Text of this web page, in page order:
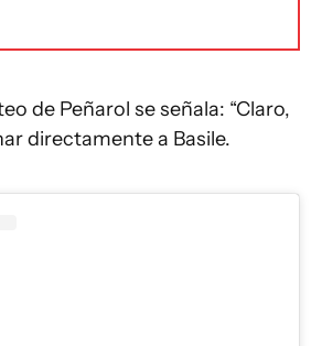
de Peñarol se señala: “Claro,
directamente a Basile.